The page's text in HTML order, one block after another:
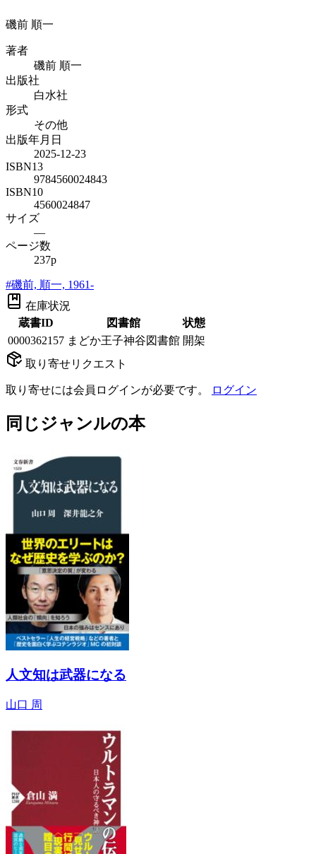
磯前 順一
著者
磯前 順一
出版社
白水社
形式
その他
出版年月日
2025-12-23
ISBN13
9784560024843
ISBN10
4560024847
サイズ
—
ページ数
237p
#磯前, 順一, 1961-
在庫状況
蔵書ID
図書館
状態
0000362157 まどか王子神谷図書館 開架
取り寄せリクエスト
取り寄せには会員ログインが必要です。 ログイン
同じジャンルの本
人文知は武器になる
山口 周